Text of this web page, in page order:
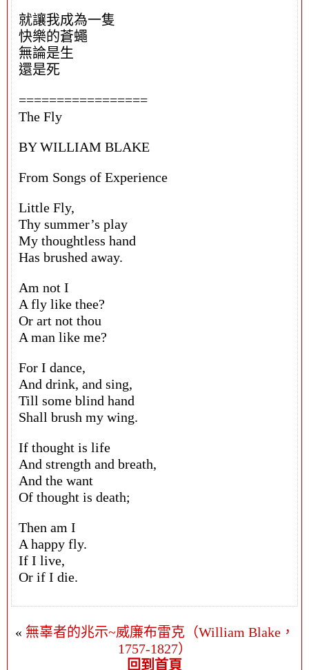
就讓我成為一隻
快樂的蒼蠅
無論是生
還是死
=================
The Fly
BY WILLIAM BLAKE
From Songs of Experience
Little Fly,
Thy summer’s play
My thoughtless hand
Has brushed away.
Am not I
A fly like thee?
Or art not thou
A man like me?
For I dance,
And drink, and sing,
Till some blind hand
Shall brush my wing.
If thought is life
And strength and breath,
And the want
Of thought is death;
Then am I
A happy fly.
If I live,
Or if I die.
« 無辜者的兆示~威廉布雷克（William Blake，
1757-1827）
回到首頁